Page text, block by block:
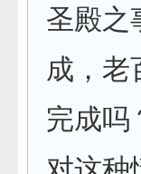
圣殿之
成，老
完成吗